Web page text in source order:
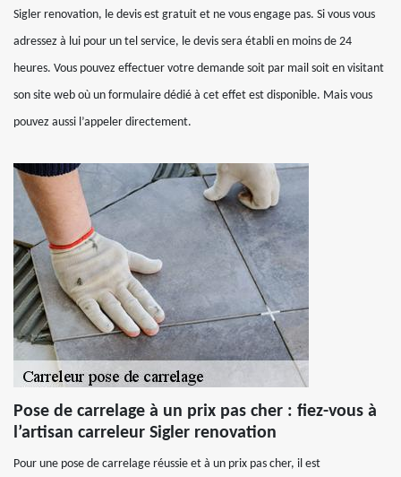
Sigler renovation, le devis est gratuit et ne vous engage pas. Si vous vous
adressez à lui pour un tel service, le devis sera établi en moins de 24
heures. Vous pouvez effectuer votre demande soit par mail soit en visitant
son site web où un formulaire dédié à cet effet est disponible. Mais vous
pouvez aussi l’appeler directement.
Pose de carrelage à un prix pas cher : fiez-vous à
l’artisan carreleur Sigler renovation
Pour une pose de carrelage réussie et à un prix pas cher, il est